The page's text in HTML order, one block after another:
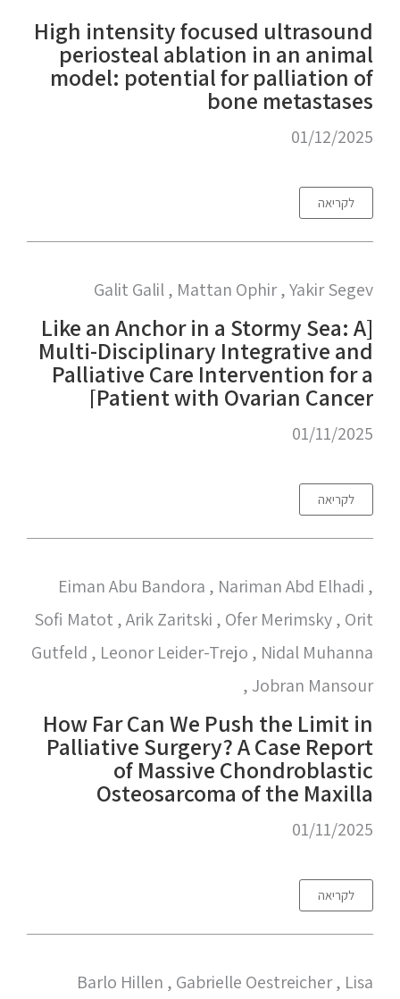
High intensity focused ultrasound
periosteal ablation in an animal
model: potential for palliation of
bone metastases
01/12/2025
לקריאה
Galit Galil , Mattan Ophir , Yakir Segev
[Like an Anchor in a Stormy Sea: A
Multi-Disciplinary Integrative and
Palliative Care Intervention for a
Patient with Ovarian Cancer]
01/11/2025
לקריאה
Eiman Abu Bandora , Nariman Abd Elhadi ,
Sofi Matot , Arik Zaritski , Ofer Merimsky , Orit
Gutfeld , Leonor Leider-Trejo , Nidal Muhanna
, Jobran Mansour
How Far Can We Push the Limit in
Palliative Surgery? A Case Report
of Massive Chondroblastic
Osteosarcoma of the Maxilla
01/11/2025
לקריאה
Barlo Hillen , Gabrielle Oestreicher , Lisa